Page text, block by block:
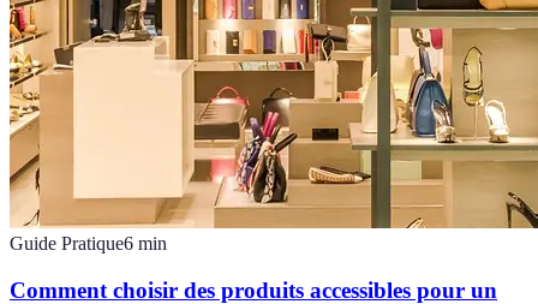
Guide Pratique6 min
Comment choisir des produits accessibles pour un